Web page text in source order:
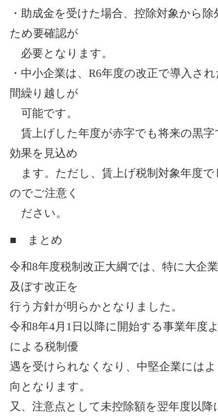
・助成金を受けた場合、控除対象から
ため要確認が
必要となります。
・中小企業は、R6年度の改正で導入さ
間繰り越しが
可能です。
賃上げした年度が赤字でも将来の黒
効果を見込め
ます。ただし、賃上げ税制対象年度
のでご注意く
ださい。
■ まとめ
令和8年度税制改正大綱では、特に大企
及ぼす改正を
行う方針が明らかとなりました。
令和8年4月1日以降に開始する事業年度
による税制優
遇を受けられなくなり、中堅企業には
向となります。
又、注意点として未控除額を翌年度以